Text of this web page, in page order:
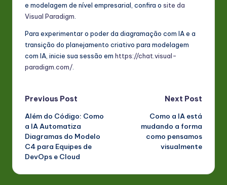
e modelagem de nível empresarial, confira o site da
Visual Paradigm
Para experimentar o poder da diagramação com IA e a
transição do planejamento criativo para modelagem
com IA, inicie sua sessão em https://chat.visual-
paradigm.com/
Post
navigation
Previous Post
Além do Código: Como
a IA Automatiza
Diagramas do Modelo
C4 para Equipes de
DevOps e Cloud
Next Post
Como a IA está
mudando a forma
como pensamos
visualmente